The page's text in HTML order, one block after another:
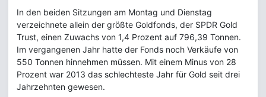
In den beiden Sitzungen am Montag und Dienstag
verzeichnete allein der größte Goldfonds, der SPDR Gold
Trust, einen Zuwachs von 1,4 Prozent auf 796,39 Tonnen.
Im vergangenen Jahr hatte der Fonds noch Verkäufe von
550 Tonnen hinnehmen müssen. Mit einem Minus von 28
Prozent war 2013 das schlechteste Jahr für Gold seit drei
Jahrzehnten gewesen.